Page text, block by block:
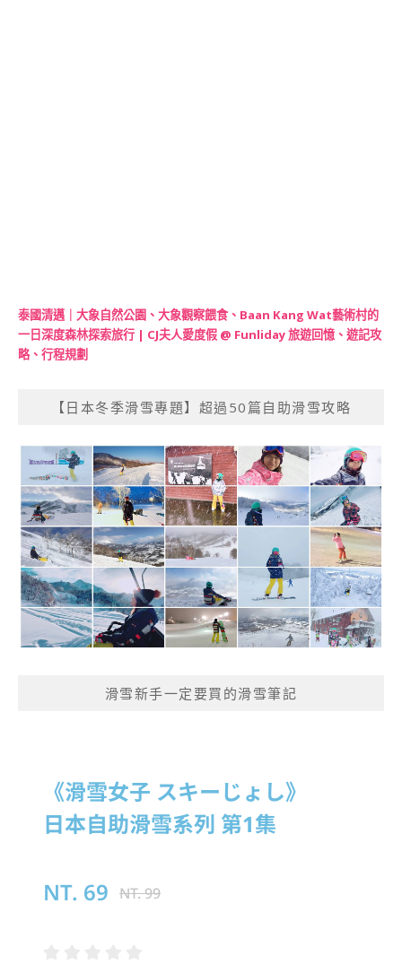
泰國清邁｜大象自然公園、大象觀察餵食、Baan Kang Wat藝術村的
一日深度森林探索旅行 | CJ夫人愛度假 @ Funliday 旅遊回憶、遊記攻
略、行程規劃
【日本冬季滑雪專題】超過50篇自助滑雪攻略
滑雪新手一定要買的滑雪筆記